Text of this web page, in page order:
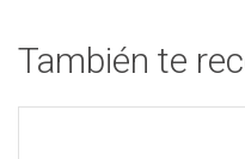
También te